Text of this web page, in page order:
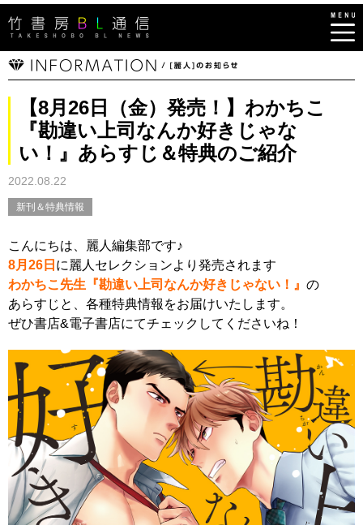
【8月26日（金）発売！】わかちこ
『勘違い上司なんか好きじゃな
い！』あらすじ＆特典のご紹介
2022.08.22
新刊＆特典情報
こんにちは、麗人編集部です♪
8月26日 に麗人セレクションより発売されます
わかちこ先生『勘違い上司なんか好きじゃない！』 の
あらすじと、各種特典情報をお届けいたします。
ぜひ書店&電子書店にてチェックしてくださいね！